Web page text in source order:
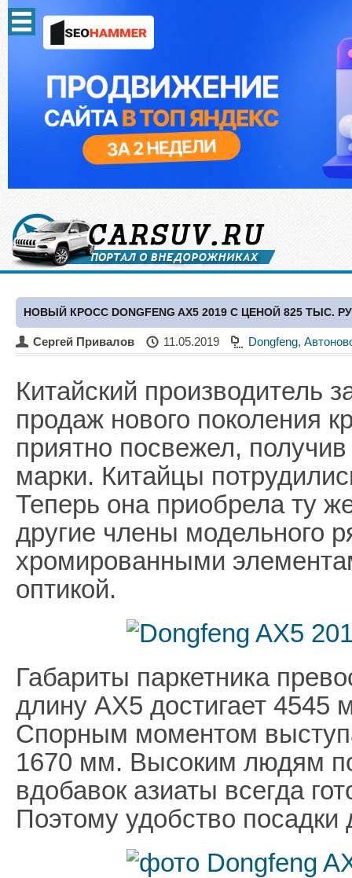
НОВЫЙ КРОСС DONGFENG AX5 2019 С ЦЕНОЙ 825 ТЫС.
Сергей Привалов 11.05.2019 Dongfeng,
Китайский производитель
продаж нового поколения
приятно посвежел,
марки. Китайцы
Теперь она приобрела ту
другие члены модельного
хромированными
оптикой.
Габариты паркетника
длину AX5 достигает
Спорным моментом
1670 мм. Высоким людям
вдобавок азиаты всегда
Поэтому удобство